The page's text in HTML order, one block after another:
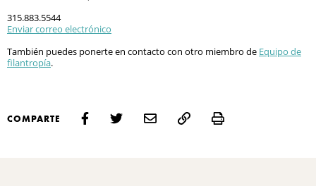
315.883.5544
Enviar correo electrónico
También puedes ponerte en contacto con otro miembro de Equipo de
filantropía.
COMPARTE Print